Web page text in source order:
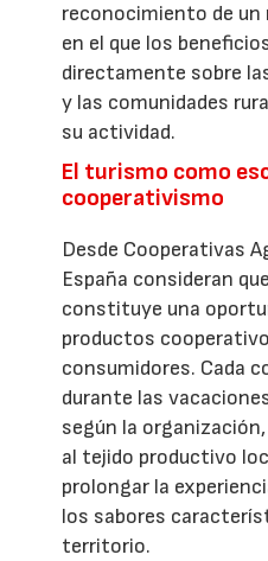
reconocimiento de un
en el que los
directamente sobre
y las comunidades
su actividad.
El turismo como
cooperativismo
Desde Cooperativas
España consideran
constituye una
productos
consumidores. Cada
durante las
según la
al tejido productivo
prolongar la
los sabores
territorio.